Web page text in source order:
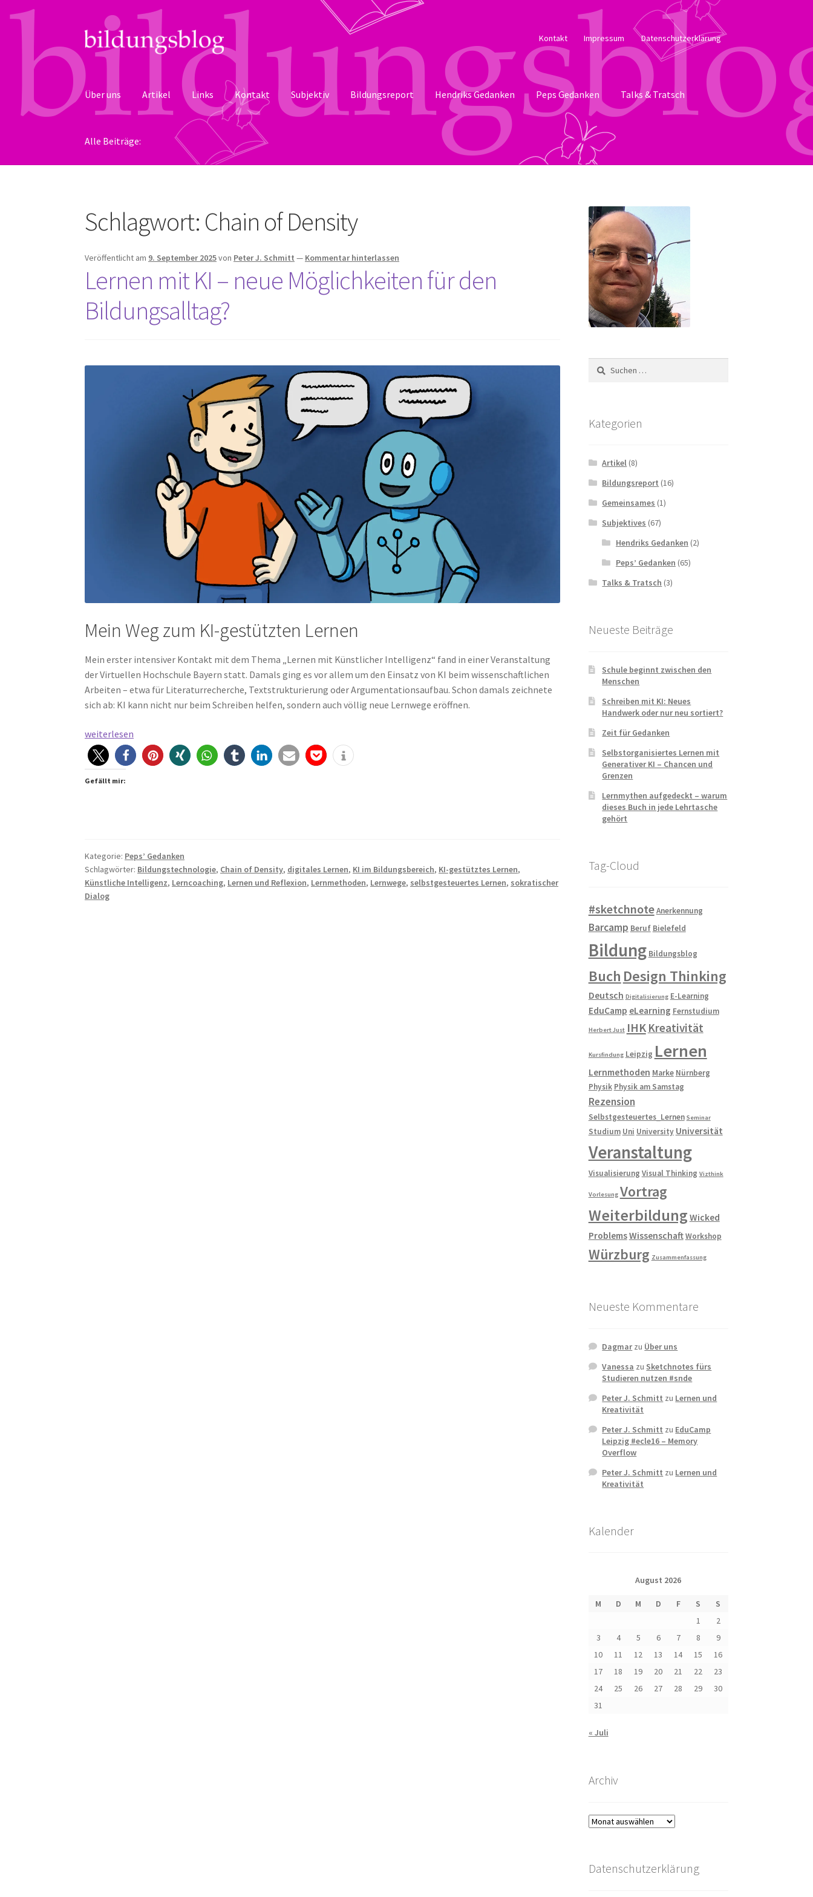
Zur
Navigation
springen
Zum
Inhalt
springen
Kontakt Impressum Datenschutzerklärung
Über uns Artikel Links Kontakt Subjektiv Bildungsreport Hendriks Gedanken Peps Gedanken Talks & Tratsch
Alle Beiträge:
Schlagwort: Chain of Density
Veröffentlicht am 9. September 2025von Peter J. Schmitt — Kommentar hinterlassen
Lernen mit KI – neue Möglichkeiten für den
Bildungsalltag?
Mein Weg zum KI-gestützten Lernen
Mein erster intensiver Kontakt mit dem Thema „Lernen mit Künstlicher Intelligenz“ fand in einer Veranstaltung
der Virtuellen Hochschule Bayern statt. Damals ging es vor allem um den Einsatz von KI beim wissenschaftlichen
Arbeiten – etwa für Literaturrecherche, Textstrukturierung oder Argumentationsaufbau. Schon damals zeichnete
sich ab: KI kann nicht nur beim Schreiben helfen, sondern auch völlig neue Lernwege eröffnen.
Lernen
mit
KI
–
Bildungsalltag?
weiterlesen
Gefällt mir:
Kategorie: Peps’ Gedanken
Schlagwörter: Bildungstechnologie, Chain of Density, digitales Lernen, KI im Bildungsbereich, KI-gestütztes Lernen,
Künstliche Intelligenz, Lerncoaching, Lernen und Reflexion, Lernmethoden, Lernwege, selbstgesteuertes Lernen, sokratischer
Dialog
Suchen
nach:
Kategorien
Artikel (8)
Bildungsreport (16)
Gemeinsames (1)
Subjektives (67)
Hendriks Gedanken (2)
Peps’ Gedanken (65)
Talks & Tratsch (3)
Neueste Beiträge
Schule beginnt zwischen den
Menschen
Schreiben mit KI: Neues
Handwerk oder nur neu sortiert?
Zeit für Gedanken
Selbstorganisiertes Lernen mit
Generativer KI – Chancen und
Grenzen
Lernmythen aufgedeckt – warum
dieses Buch in jede Lehrtasche
gehört
Tag-Cloud
#sketchnoteAnerkennung
Barcamp Beruf Bielefeld
Bildung Bildungsblog
Buch Design Thinking
Deutsch Digitalisierung E-Learning
EduCamp eLearning Fernstudium
Herbert Just IHK Kreativität
Kursfindung Leipzig Lernen
Lernmethoden Marke Nürnberg
Physik Physik am Samstag
Rezension
Selbstgesteuertes_Lernen Seminar
Studium Uni University Universität
Veranstaltung
Visualisierung Visual Thinking Vizthink
Vorlesung Vortrag
Weiterbildung Wicked
ProblemsWissenschaftWorkshop
Würzburg Zusammenfassung
Neueste Kommentare
Dagmarzu Über uns
Vanessa zu Sketchnotes fürs
Studieren nutzen #snde
Peter J. Schmitt zu Lernen und
Kreativität
Peter J. Schmitt zu EduCamp
Leipzig #ecle16 – Memory
Overflow
Peter J. Schmitt zu Lernen und
Kreativität
Kalender
August 2026
M D M D F S
S
1
2
3
4 5 6 7 8
9
10
11 12 13 14 15
16
17
18 19 20 21 22
23
24
25 26 27 28 29
30
31
« Juli
Archiv
Archiv
Datenschutzerklärung